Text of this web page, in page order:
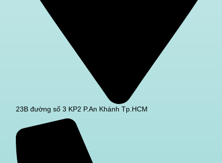
23B đường số 3 KP2 P.An Khánh Tp.HCM